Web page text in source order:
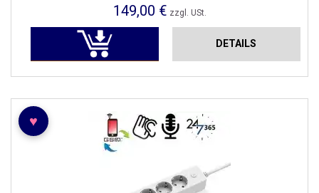
149,00 € zzgl. USt.
DETAILS
♥